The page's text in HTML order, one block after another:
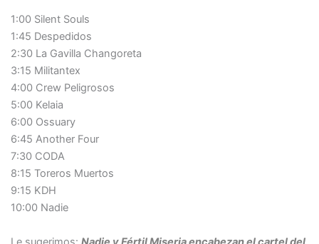
1:00 Silent Souls
1:45 Despedidos
2:30 La Gavilla Changoreta
3:15 Militantex
4:00 Crew Peligrosos
5:00 Kelaia
6:00 Ossuary
6:45 Another Four
7:30 CODA
8:15 Toreros Muertos
9:15 KDH
10:00 Nadie